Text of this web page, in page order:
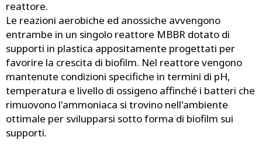
reattore.
Le reazioni aerobiche ed anossiche avvengono
entrambe in un singolo reattore MBBR dotato di
supporti in plastica appositamente progettati per
favorire la crescita di biofilm. Nel reattore vengono
mantenute condizioni specifiche in termini di pH,
temperatura e livello di ossigeno affinché i batteri che
rimuovono l'ammoniaca si trovino nell'ambiente
ottimale per svilupparsi sotto forma di biofilm sui
supporti.